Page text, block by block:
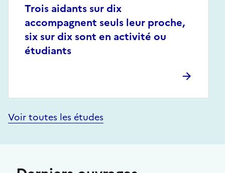
Trois aidants sur dix
accompagnent seuls leur proche,
six sur dix sont en activité ou
étudiants
Voir toutes les études